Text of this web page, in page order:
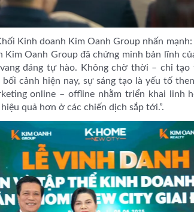
Kinh doanh Kim Oanh Group nhấn
Kim Oanh Group đã chứng minh bản lĩnh
đáng tự hào. Không chờ thời – chỉ
cảnh hiện nay, sự sáng tạo là yếu tố
online – offline nhằm triển khai linh
quả hơn ở các chiến dịch sắp tới.”.